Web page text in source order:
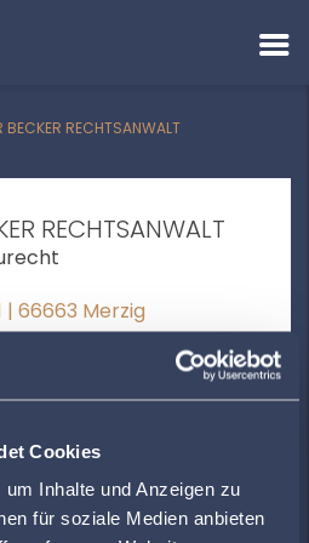
Cookies
Inhalte und Anzeigen zu
für soziale Medien anbieten
BECKER RECHTSANWALT
RECHTSANWALT
66663 Merzig